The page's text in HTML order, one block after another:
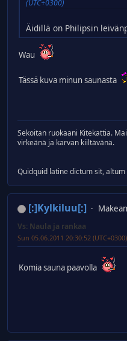
(UTC+0300)
Äidillä on Philipsin
Wau
Tässä kuva minun saunasta
Sekoitan ruokaani Kitekattia.
virkeänä ja karvan kiiltävänä.
Quidquid latine dictum sit,
[:]Kylkiluu[:]
Vs: Naula ja rankaa
Sun 05.06.2011 20:30:52 (UTC+0300)
Komia sauna paavolla